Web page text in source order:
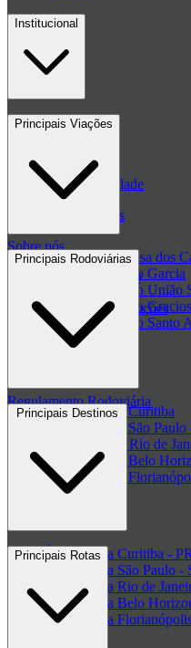
Institucional
Contato
Políticas de Privacidade
Passagens de ônibus
Sobre nós
Central de ajuda - FAQ
Regulamento de Promoções
Clube de ofertas
Regulamento Rodoviária
Principais Viações
Passagem Princesa dos
Passagem Viação Garcia
Passagem Viação União
Passagem Viação
Passagem Viação Santo
+ Viações
Principais Rodoviárias
Rodoviária de Curitiba
Rodoviária de São
Rodoviária do Rio de
Rodoviária de Belo
Rodoviária de
+ Rodoviárias
Ônibus para Curitiba -
Ônibus para São Paulo -
Ônibus para Rio de
Ônibus para Belo
Ônibus para
Principais Rotas